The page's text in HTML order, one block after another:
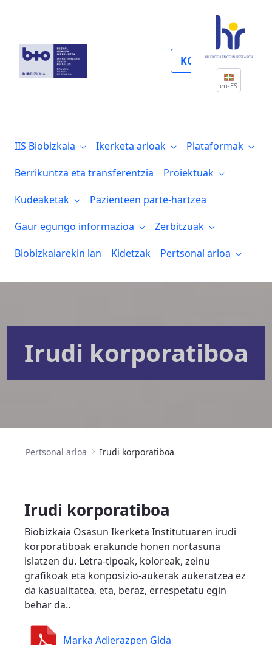
KOLABORATU
eu-ES
IIS Biobizkaia Ikerketa arloak
Plataformak
Berrikuntza eta transferentzia
Proiektuak
Kudeaketak
Pazienteen parte-hartzea
Gaur egungo informazioa
Zerbitzuak
Biobizkaiarekin lan
Kidetzak Pertsonal arloa
Irudi korporatiboa
Pertsonal arloa Irudi korporatiboa
Irudi korporatiboa
Biobizkaia Osasun Ikerketa Institutuaren irudi
korporatiboak erakunde honen nortasuna
islatzen du. Letra-tipoak, koloreak, zeinu
grafikoak eta konposizio-aukerak aukeratzea ez
da kasualitatea, eta, beraz, errespetatu egin
behar da..
Marka Adierazpen Gida